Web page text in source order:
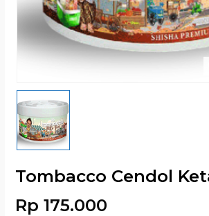
Tombacco Cendol
Rp 175.000